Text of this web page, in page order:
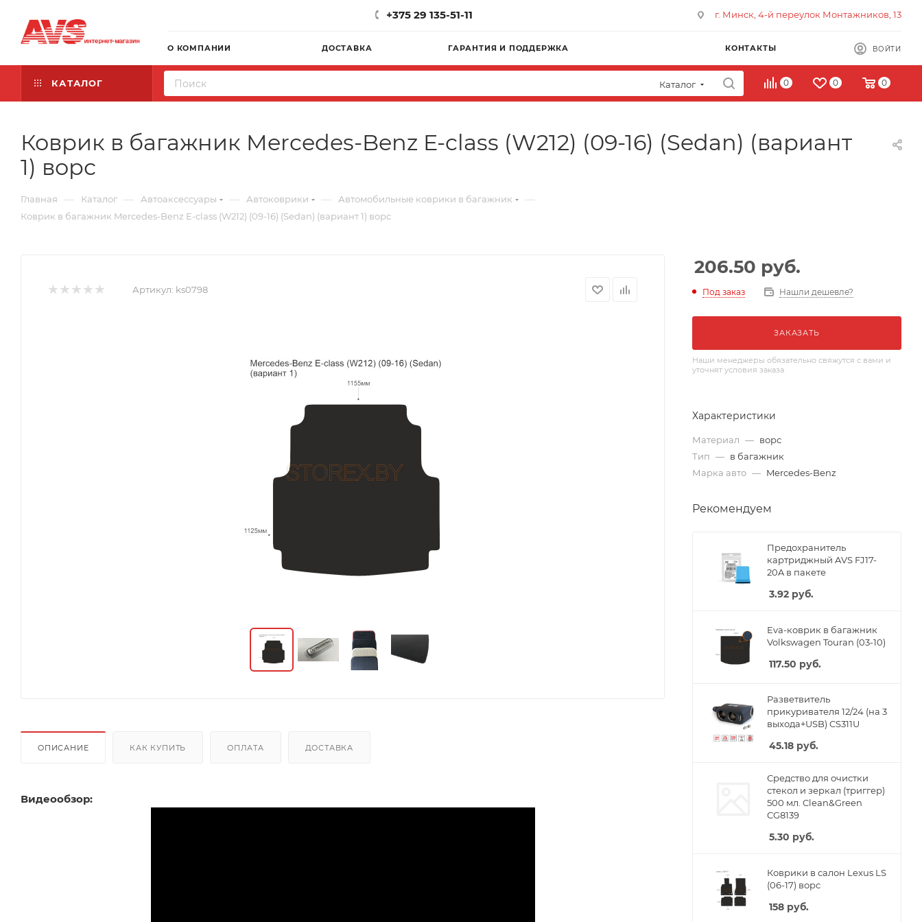
+375 29 135-51-11 г. Минск, 4-й переулок Монтажников, 13
О КОМПАНИИ ДОСТАВКА ГАРАНТИЯ И ПОДДЕРЖКА КОНТАКТЫ ВОЙТИ
КАТАЛОГ Каталог 0 0 0
Коврик в багажник Mercedes-Benz E-class (W212) (09-16) (Sedan) (вариант
1) ворс
Главная — Каталог — Автоаксессуары — Автоковрики — Автомобильные коврики в багажник —
Коврик в багажник Mercedes-Benz E-class (W212) (09-16) (Sedan) (вариант 1) ворс
Артикул: ks0798
ОПИСАНИЕ КАК КУПИТЬ ОПЛАТА ДОСТАВКА
Видеообзор:
206.50 руб.
Под заказ Нашли дешевле?
ЗАКАЗАТЬ
Наши менеджеры обязательно свяжутся с вами и
уточнят условия заказа
Характеристики
Материал — ворс
Тип — в багажник
Марка авто — Mercedes-Benz
Рекомендуем
Предохранитель
картриджный AVS FJ17-
20A в пакете
3.92 руб.
Eva-коврик в багажник
Volkswagen Touran (03-10)
117.50 руб.
Разветвитель
прикуривателя 12/24 (на 3
выхода+USB) CS311U
45.18 руб.
Средство для очистки
стекол и зеркал (триггер)
500 мл. Clean&Green
CG8139
5.30 руб.
Коврики в салон Lexus LS
(06-17) ворс
158 руб.